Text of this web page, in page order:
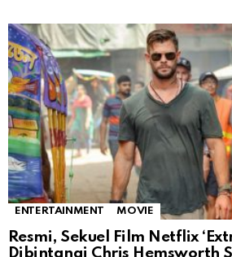
ENTERTAINMENT MOVIE
Resmi, Sekuel Film Netflix
Dibintangi Chris Hemsworth